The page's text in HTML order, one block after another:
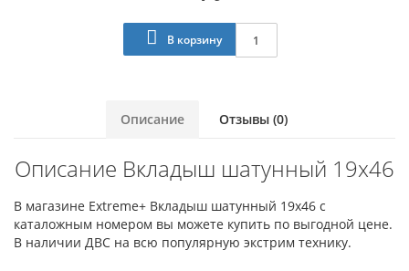
В корзину
Описание Отзывы (0)
Описание Вкладыш шатунный 19x46
В магазине Extreme+ Вкладыш шатунный 19x46 с
каталожным номером вы можете купить по выгодной цене.
В наличии ДВС на всю популярную экстрим технику.